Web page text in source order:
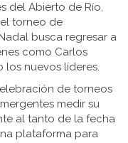
del Abierto de Río,
torneo de
busca regresar a
como Carlos
nuevos líderes.
de torneos
medir su
al tanto de la fecha
plataforma para